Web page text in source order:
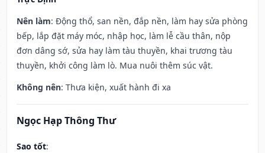
Nên làm: Động thổ, san nền, đắp nền, làm hay sửa phòng
bếp, lắp đặt máy móc, nhập học, làm lễ cầu thân, nộp
đơn dâng sớ, sửa hay làm tàu thuyền, khai trương tàu
thuyền, khởi công làm lò. Mua nuôi thêm súc vật.
Không nên: Thưa kiện, xuất hành đi xa
Ngọc Hạp Thông Thư
Sao tốt: